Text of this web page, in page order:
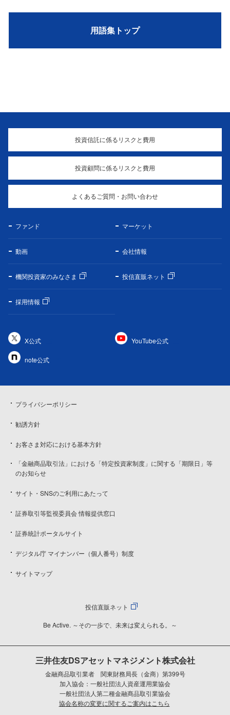
用語集トップ
投資信託に係るリスクと費用
投資顧問に係るリスクと費用
よくあるご質問・お問い合わせ
ファンド マーケット
動画 会社情報
機関投資家のみなさま 投信直販ネット
採用情報
X公式 YouTube公式
note公式
プライバシーポリシー
勧誘方針
お客さま対応における基本方針
「金融商品取引法」における「特定投資家制度」に関する「期限日」等
のお知らせ
サイト・SNSのご利用にあたって
証券取引等監視委員会 情報提供窓口
証券統計ポータルサイト
デジタル庁 マイナンバー（個人番号）制度
サイトマップ
投信直販ネット
Be Active. ～その一歩で、未来は変えられる。～
三井住友DSアセットマネジメント株式会社
金融商品取引業者 関東財務局長（金商）第399号
加入協会：一般社団法人資産運用業協会
一般社団法人第二種金融商品取引業協会
協会名称の変更に関するご案内はこちら